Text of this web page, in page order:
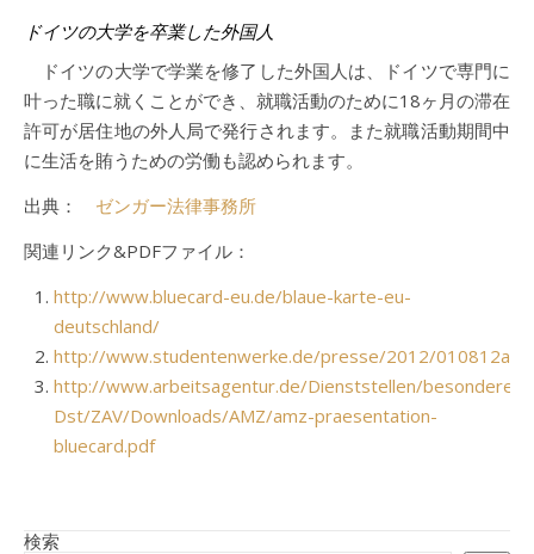
ドイツの大学を卒業した外国人
ドイツの大学で学業を修了した外国人は、ドイツで専門に
叶った職に就くことができ、就職活動のために18ヶ月の滞在
許可が居住地の外人局で発行されます。また就職活動期間中
に生活を賄うための労働も認められます。
出典： ゼンガー法律事務所
関連リンク&PDFファイル：
http://www.bluecard-eu.de/blaue-karte-eu-
deutschland/
http://www.studentenwerke.de/presse/2012/
http://www.arbeitsagentur.de/Dienststellen/besondere-
Dst/ZAV/Downloads/AMZ/amz-praesentation-
bluecard.pdf
検索